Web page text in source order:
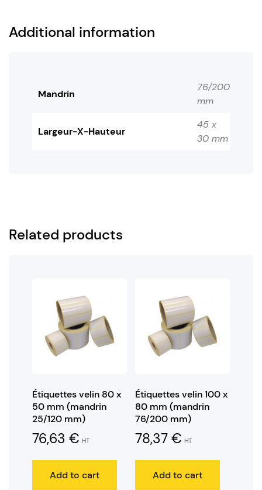
Additional information
Mandrin
76/200
mm
Largeur-X-Hauteur
45 x
30 mm
Related products
Étiquettes velin 80 x
50 mm (mandrin
25/120 mm)
76,63 € HT
Add to cart
Étiquettes velin 100 x
80 mm (mandrin
76/200 mm)
78,37 € HT
Add to cart